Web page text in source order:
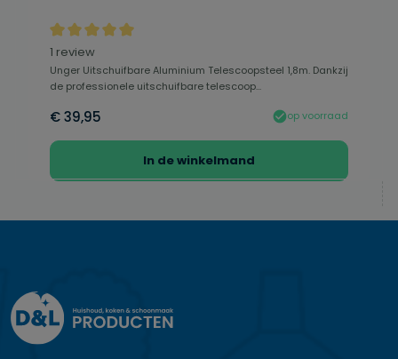
Gemiddelde waardering van 5 van 5 sterren
1 review
Unger Uitschuifbare Aluminium Telescoopsteel 1,8m. Dankzij
de professionele uitschuifbare telescoop...
€ 39,95 op voorraad
In de winkelmand